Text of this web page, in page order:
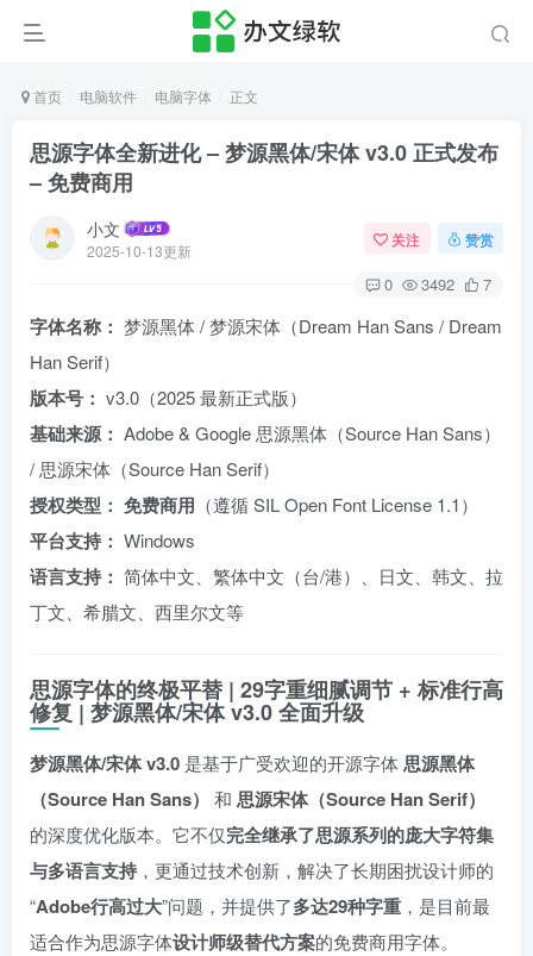
首页 电脑软件 电脑字体 正文
思源字体全新进化 – 梦源黑体/宋体 v3.0 正式发布
– 免费商用
小文
2025-10-13更新
关注 赞赏
0 3492 7
字体名称： 梦源黑体 / 梦源宋体（Dream Han Sans / Dream
Han Serif）
版本号： v3.0（2025 最新正式版）
基础来源： Adobe & Google 思源黑体（Source Han Sans）
/ 思源宋体（Source Han Serif）
授权类型： 免费商用 （遵循 SIL Open Font License 1.1）
平台支持： Windows
语言支持： 简体中文、繁体中文（台/港）、日文、韩文、拉
丁文、希腊文、西里尔文等
思源字体的终极平替 | 29字重细腻调节 + 标准行高
修复 | 梦源黑体/宋体 v3.0 全面升级
梦源黑体/宋体 v3.0 是基于广受欢迎的开源字体思源黑体
（Source Han Sans）
和 思源宋体（Source Han Serif）
的深度优化版本。它不仅完全继承了思源系列的庞大字符集
与多语言支持，更通过技术创新，解决了长期困扰设计师的
“Adobe行高过大”问题，并提供了多达29种字重 ，是目前最
适合作为思源字体设计师级替代方案的免费商用字体。